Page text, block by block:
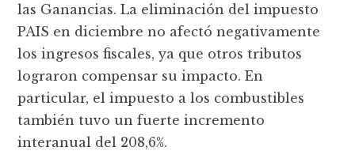
las Ganancias. La eliminación del impuesto
PAIS en diciembre no afectó negativamente
los ingresos fiscales, ya que otros tributos
lograron compensar su impacto. En
particular, el impuesto a los combustibles
también tuvo un fuerte incremento
interanual del 208,6%.